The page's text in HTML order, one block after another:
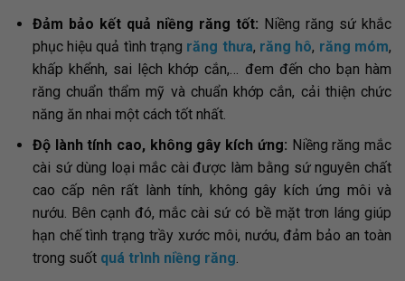
Đảm bảo kết quả niềng răng tốt: Niềng răng sứ khắc
phục hiệu quả tình trạng răng thưa, răng hô, răng móm,
khấp khểnh, sai lệch khớp cắn,… đem đến cho bạn hàm
răng chuẩn thẩm mỹ và chuẩn khớp cắn, cải thiện chức
năng ăn nhai một cách tốt nhất.
Độ lành tính cao, không gây kích ứng: Niềng răng mắc
cài sứ dùng loại mắc cài được làm bằng sứ nguyên chất
cao cấp nên rất lành tính, không gây kích ứng môi và
nướu. Bên cạnh đó, mắc cài sứ có bề mặt trơn láng giúp
hạn chế tình trạng trầy xước môi, nướu, đảm bảo an toàn
trong suốt quá trình niềng răng.